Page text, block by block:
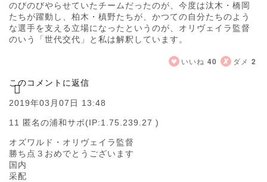
のびのびやらせていたチームだったのが、今度は汰木・橋岡
たちが躍動し、柏木・槙野たちが、かつての自分たちのよう
な選手を支える立場になったというのが、オリヴェイラ監督
のいう「世代交代」と私は解釈しています。
いいね 40 ダメ 2
このコメントに返信
2019年03月07日 13:48
11 匿名の浦和サポ(IP:1.75.239.27 )
オズワルド・オリヴェイラ監督
勝ち点３おめでとうございます
国内
采配